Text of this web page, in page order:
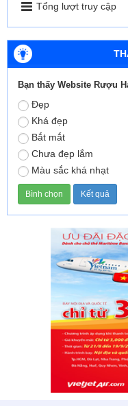
Tổng lượt truy cập
Bạn thấy Website Rượu
Đẹp
Khá đẹp
Bắt mắt
Chưa đẹp lắm
Màu sắc khá nhạt